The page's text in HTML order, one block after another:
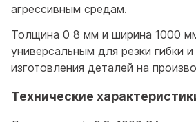
агрессивным средам.
Толщина 0 8 мм и ширина 1000
универсальным для резки гибки
изготовления деталей на
Технические